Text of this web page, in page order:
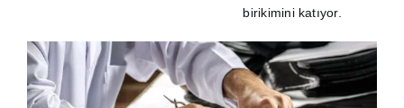
birikimini katıyor.